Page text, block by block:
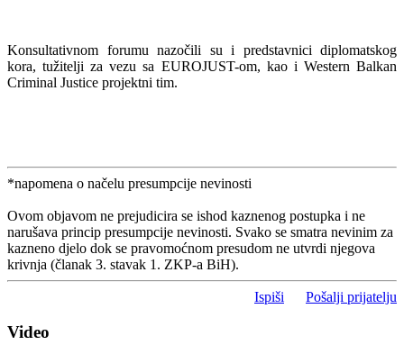
Konsultativnom forumu nazočili su i predstavnici diplomatskog
kora, tužitelji za vezu sa EUROJUST-om, kao i Western Balkan
Criminal Justice projektni tim.
*napomena o načelu presumpcije nevinosti
Ovom objavom ne prejudicira se ishod kaznenog postupka i ne
narušava princip presumpcije nevinosti. Svako se smatra nevinim za
kazneno djelo dok se pravomoćnom presudom ne utvrdi njegova
krivnja (članak 3. stavak 1. ZKP-a BiH).
Ispiši Pošalji prijatelju
Video